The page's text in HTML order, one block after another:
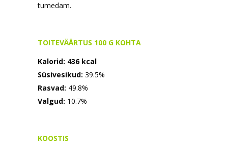
tumedam.
TOITEVÄÄRTUS 100 G KOHTA
Kalorid: 436 kcal
Süsivesikud: 39.5%
Rasvad: 49.8%
Valgud: 10.7%
KOOSTIS